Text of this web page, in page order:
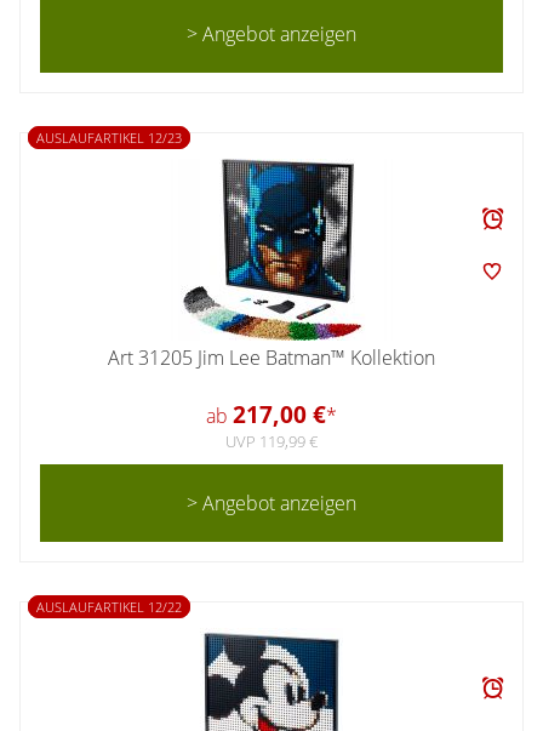
> Angebot anzeigen
AUSLAUFARTIKEL 12/23
Art 31205 Jim Lee Batman™ Kollektion
ab 217,00 €*
UVP 119,99 €
> Angebot anzeigen
AUSLAUFARTIKEL 12/22